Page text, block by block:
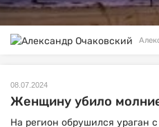
08.07.2024
Женщину убило
На регион обрушился ураган